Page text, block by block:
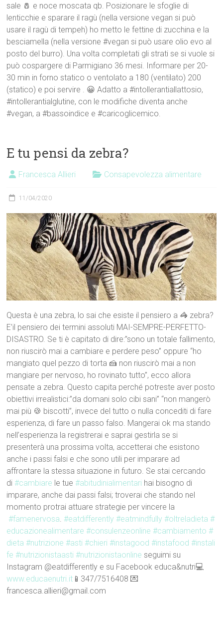
sale 🧂 e noce moscata qb. Posizionare le sfoglie di
lenticchie e sparare il ragù (nella versione vegan si può
usare il ragù di tempeh) ho metto le fettine di zucchina e la
besciamella (nella versione #vegan si può usare olio evo al
posto del burro). Una volta completati gli strati se si vuole si
può cospargere di Parmigiano 36 mesi. Informare per 20-
30 min in forno statico o ventolato a 180 (ventilato) 200
(statico) e poi servire . 😀 Adatto a #intollerantiallattosio,
#intollerantialglutine, con le modifiche diventa anche
#vegan, a #bassoindice e #caricoglicemico.
E tu pensi da zebra?
Francesca Allieri Consapevolezza alimentare
11/04/2020
Questa è una zebra, lo sai che esiste il pensiero a 🦓 zebra?
E’il pensiero dei termini assoluti MAI-SEMPRE-PERFETTO-
DISASTRO. Se ti è capitato di dire:”sono un totale fallimento,
non riuscirò mai a cambiare e perdere peso” oppure “ho
mangiato quel pezzo di torta 🍰 non riuscirò mai a non
mangiare per nervoso, ho rovinato tutto”, ecco allora
pensate a zebra. Questo capita perché potreste aver posto
obiettivi irrealistici:”da domani solo cibi sani” “non mangerò
mai più 🍪 biscotti”, invece del tutto o nulla concediti di fare
esperienza, di fare un passo falso. Mangerai ok ma stando
nell’esperienza la registrerai e saprai gestirla se si
presenterà una prossima volta, accetterai che esistono
anche i passi falsi e che sono utili per imparare ad
affrontare la stessa situazione in futuro. Se stai cercando
di#cambiare le tue#abitudinialimentari hai bisogno di
imparare, anche dai passi falsi; troverai che stando nel
momento protrai attuare strategie per vincere la
#famenervosa.#eatdifferently #eatmindfully #oltreladieta #
educazionealimentare #consulenzeonline #cambiamento #
dieta #nutrizione #asti #chieri #instagood #instafood #instali
fe #nutrizionistaasti #nutrizionistaonline seguimi su
Instagram @eatdifferently e su Facebook educa&nutri💻
www.educaenutri.it 📱347/7516408 💌
francesca.allieri@gmail.com